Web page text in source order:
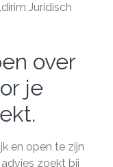
Juridisch
over
je
en open te zijn
zoekt bij